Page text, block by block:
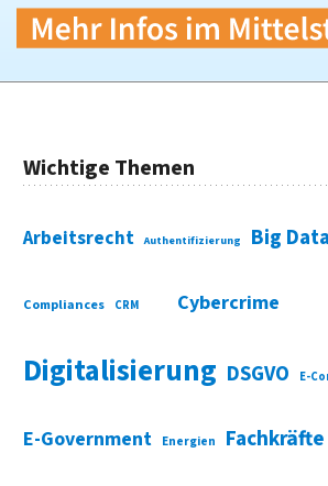
Wichtige Themen
Arbeitsrecht Authentifizierung Big Data
Compliances CRM Cybercrime
Digitalisierung DSGVO E-
E-Government Energien Fachkräfte